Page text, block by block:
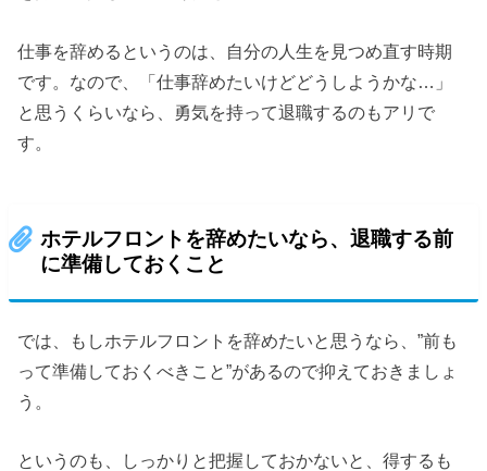
仕事を辞めるというのは、自分の人生を見つめ直す時期
です。なので、「仕事辞めたいけどどうしようかな…」
と思うくらいなら、勇気を持って退職するのもアリで
す。
ホテルフロントを辞めたいなら、退職する前
に準備しておくこと
では、もしホテルフロントを辞めたいと思うなら、”前も
って準備しておくべきこと”があるので抑えておきましょ
う。
というのも、しっかりと把握しておかないと、得するも